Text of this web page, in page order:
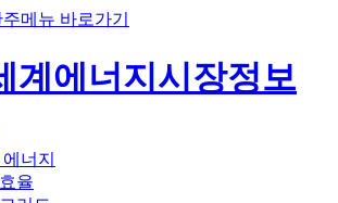
메뉴 바로가기
계에너지시장정보
너지
율